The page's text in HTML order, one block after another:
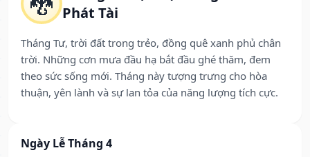
Phát Tài
Tháng Tư, trời đất trong trẻo, đồng quê xanh phủ chân
trời. Những cơn mưa đầu hạ bắt đầu ghé thăm, đem
theo sức sống mới. Tháng này tượng trưng cho hòa
thuận, yên lành và sự lan tỏa của năng lượng tích cực.
Ngày Lễ Tháng 4